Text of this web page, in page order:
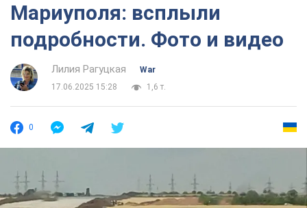
Мариуполя: всплыли
подробности. Фото и видео
Лилия Рагуцкая
War
17.06.2025 15:28
1,6 т.
0